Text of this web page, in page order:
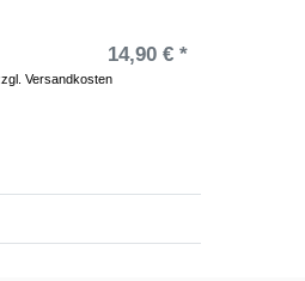
14,90 € *
Versandkosten